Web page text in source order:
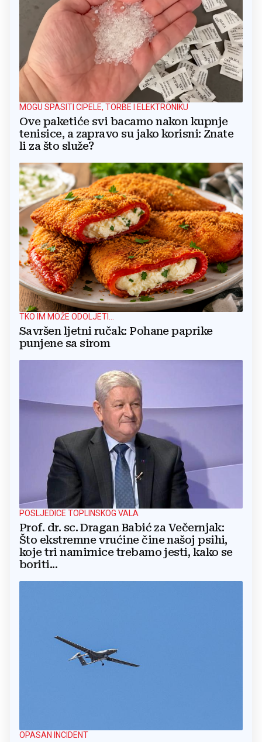
MOGU SPASITI CIPELE, TORBE I ELEKTRONIKU
Ove paketiće svi bacamo nakon kupnje
tenisice, a zapravo su jako korisni: Znate
li za što služe?
TKO IM MOŽE ODOLJETI...
Savršen ljetni ručak: Pohane paprike
punjene sa sirom
POSLJEDICE TOPLINSKOG VALA
Prof. dr. sc. Dragan Babić za Večernjak:
Što ekstremne vrućine čine našoj psihi,
koje tri namirnice trebamo jesti, kako se
boriti...
OPASAN INCIDENT